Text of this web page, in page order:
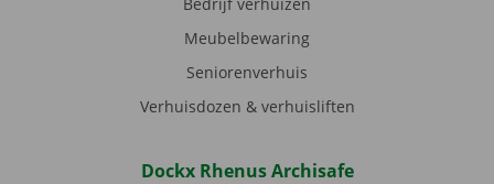
Meubelbewaring
Seniorenverhuis
Verhuisdozen & verhuisliften
Dockx Rhenus Archisafe